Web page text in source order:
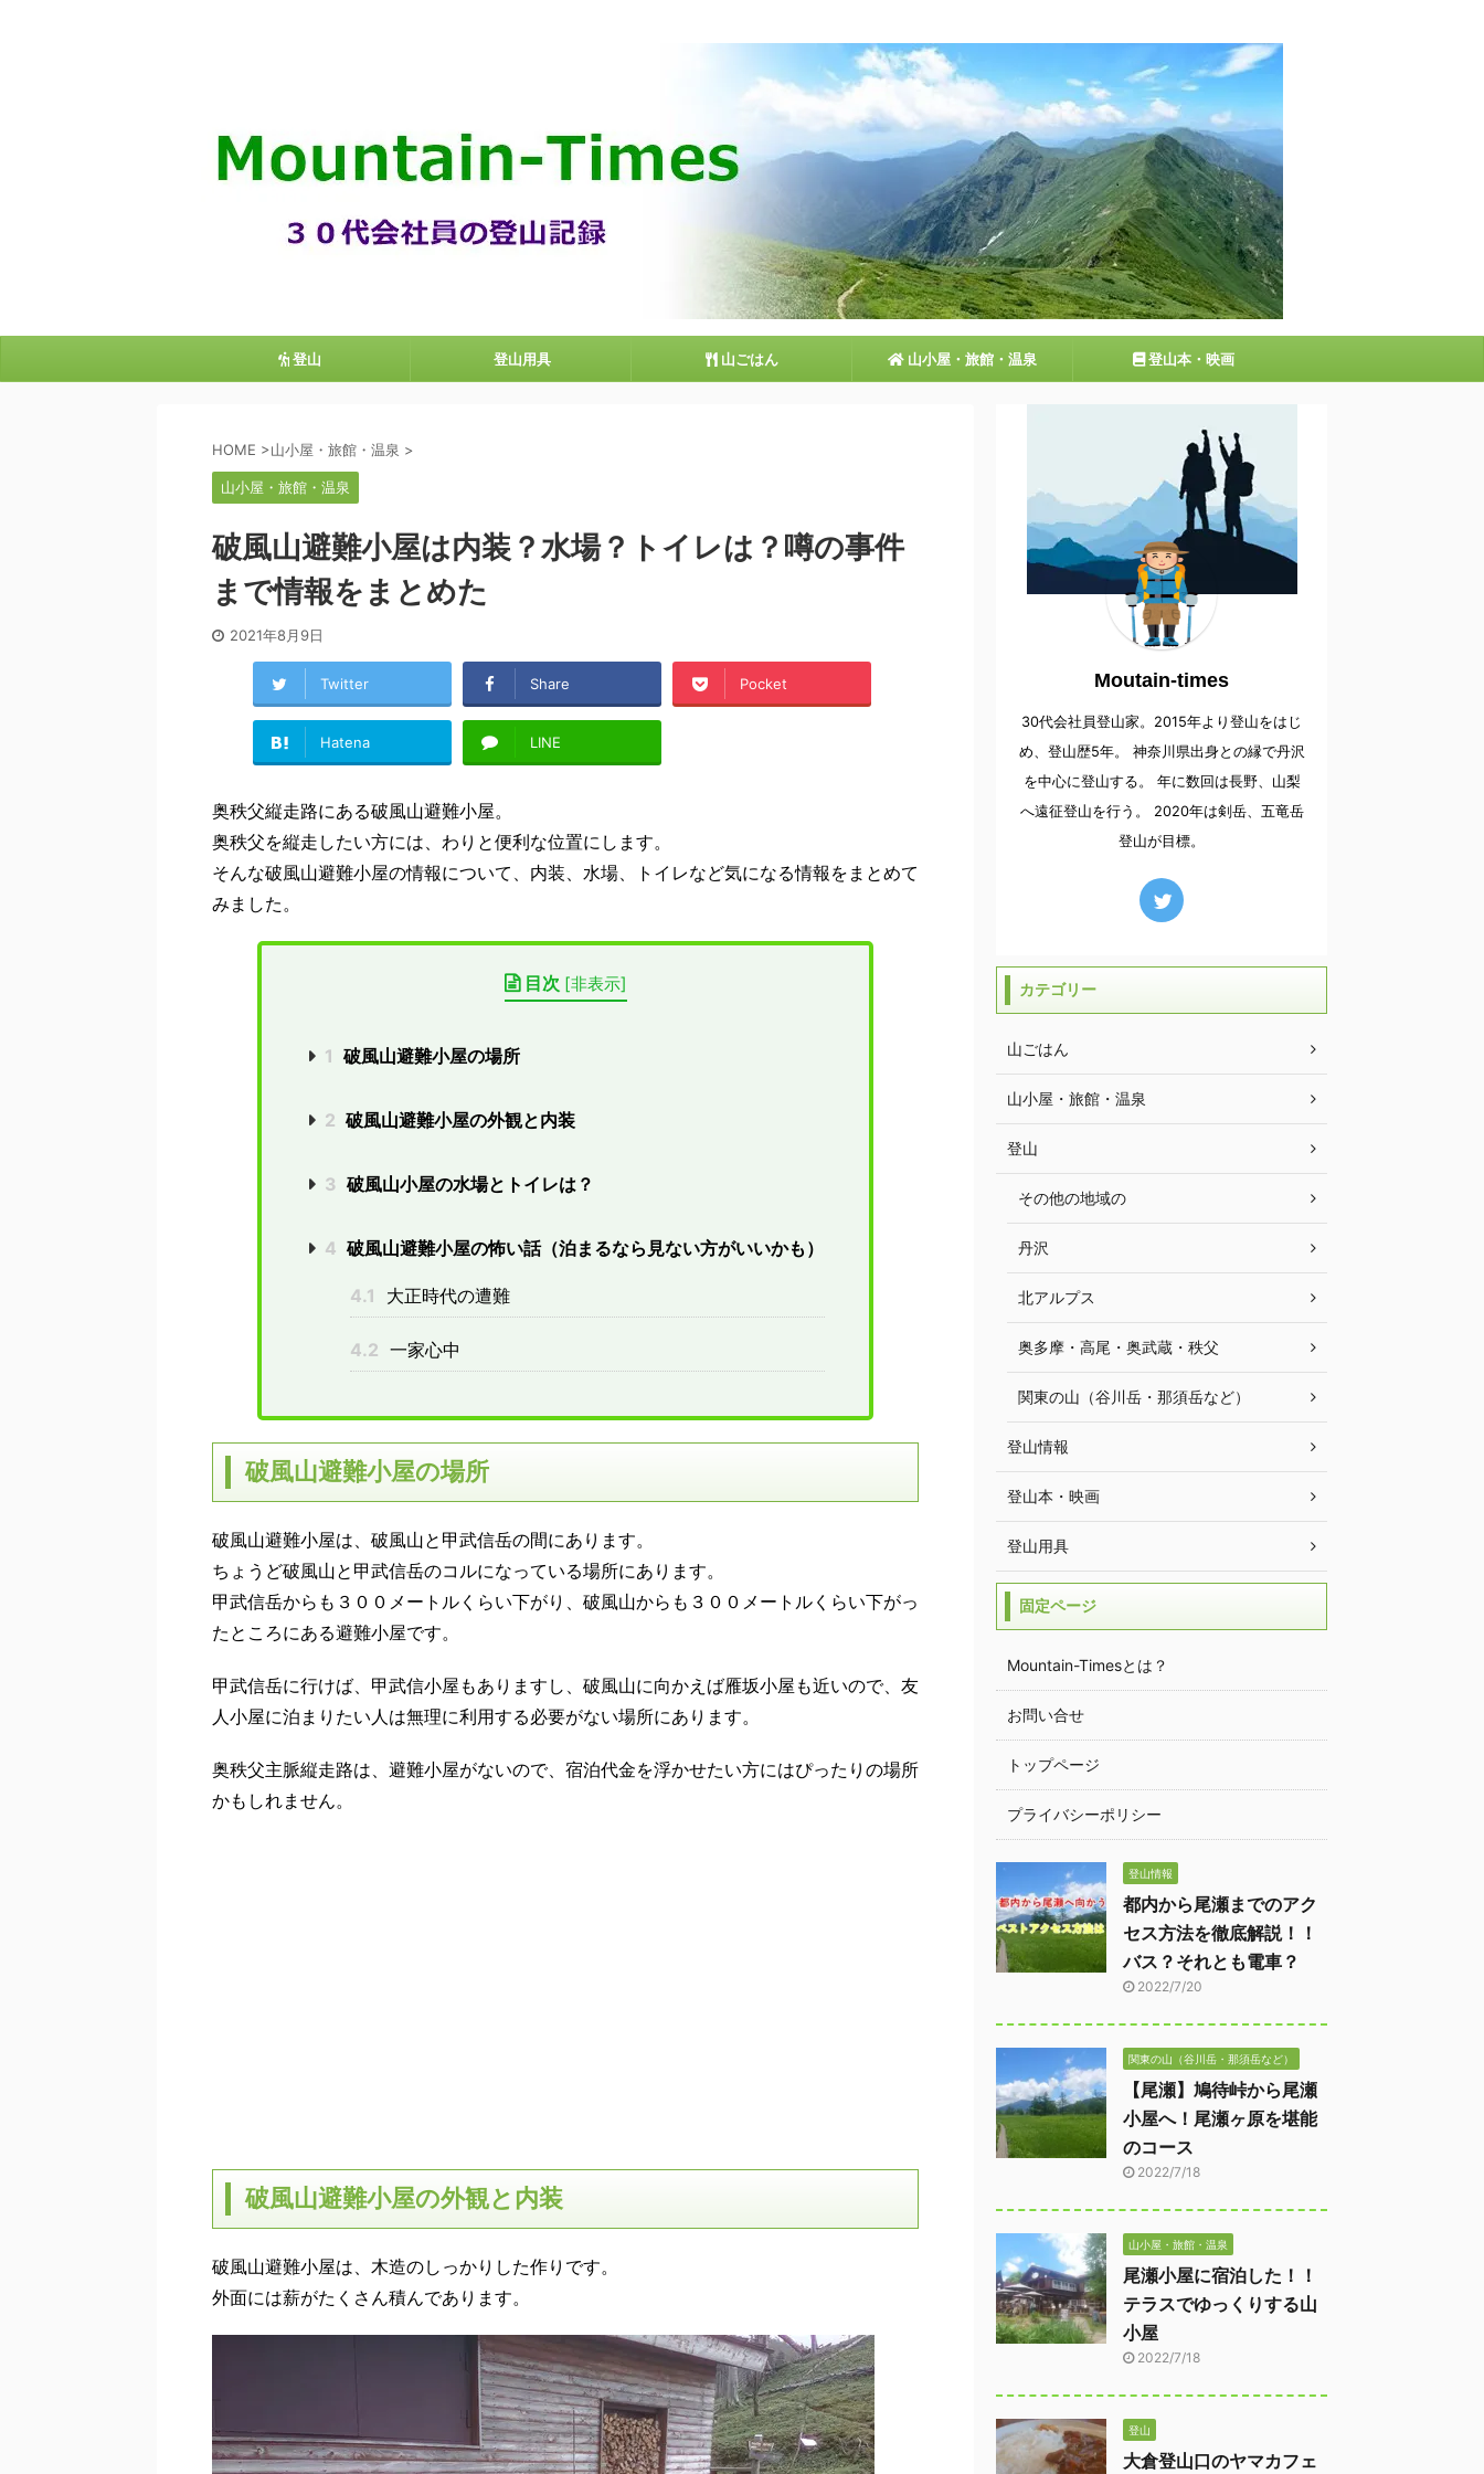
登山 登山用具 山ごはん 山小屋・旅館・温泉 登山本・映画
HOME >山小屋・旅館・温泉 >
山小屋・旅館・温泉
破風山避難小屋は内装？水場？トイレは？噂の事件
まで情報をまとめた
2021年8月9日
Twitter Share Pocket
Hatena LINE
奥秩父縦走路にある破風山避難小屋。
奥秩父を縦走したい方には、わりと便利な位置にします。
そんな破風山避難小屋の情報について、内装、水場、トイレなど気になる情報をまとめて
みました。
目次 [非表示]
1 破風山避難小屋の場所
2 破風山避難小屋の外観と内装
3 破風山小屋の水場とトイレは？
4 破風山避難小屋の怖い話（泊まるなら見ない方がいいかも）
4.1 大正時代の遭難
4.2 一家心中
破風山避難小屋の場所
破風山避難小屋は、破風山と甲武信岳の間にあります。
ちょうど破風山と甲武信岳のコルになっている場所にあります。
甲武信岳からも３００メートルくらい下がり、破風山からも３００メートルくらい下がっ
たところにある避難小屋です。
甲武信岳に行けば、甲武信小屋もありますし、破風山に向かえば雁坂小屋も近いので、友
人小屋に泊まりたい人は無理に利用する必要がない場所にあります。
奥秩父主脈縦走路は、避難小屋がないので、宿泊代金を浮かせたい方にはぴったりの場所
かもしれません。
破風山避難小屋の外観と内装
破風山避難小屋は、木造のしっかりした作りです。
外面には薪がたくさん積んであります。
Moutain-times
30代会社員登山家。2015年より登山をはじ
め、登山歴5年。 神奈川県出身との縁で丹沢
を中心に登山する。 年に数回は長野、山梨
へ遠征登山を行う。 2020年は剣岳、五竜岳
登山が目標。
カテゴリー
山ごはん
山小屋・旅館・温泉
登山
その他の地域の
丹沢
北アルプス
奥多摩・高尾・奥武蔵・秩父
関東の山（谷川岳・那須岳など）
登山情報
登山本・映画
登山用具
固定ページ
Mountain-Timesとは？
お問い合せ
トップページ
プライバシーポリシー
登山情報
都内から尾瀬までのアク
セス方法を徹底解説！！
バス？それとも電車？
2022/7/20
関東の山（谷川岳・那須岳など）
【尾瀬】鳩待峠から尾瀬
小屋へ！尾瀬ヶ原を堪能
のコース
2022/7/18
山小屋・旅館・温泉
尾瀬小屋に宿泊した！！
テラスでゆっくりする山
小屋
2022/7/18
登山
大倉登山口のヤマカフェ